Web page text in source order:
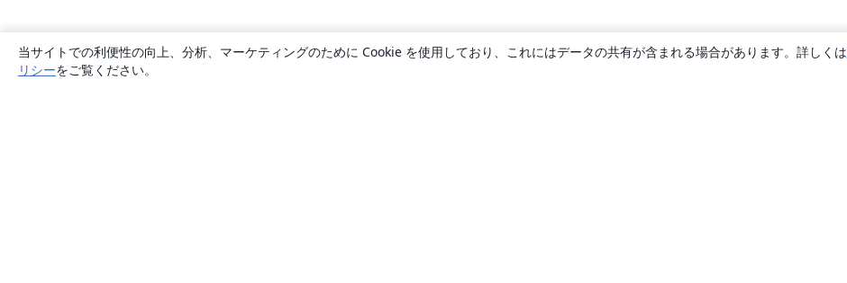
当サイトでの利便性の向上、分析、マーケティングのために Cookie を使用しており、これにはデータの共有が含まれる場合があります。詳しくは
リシーをご覧ください。